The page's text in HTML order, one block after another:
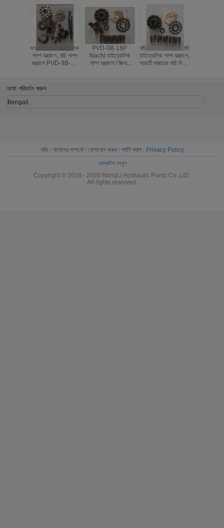
খননকারী নাচি হাইড্রোলিক
পাম্প যন্ত্রাংশ, নাচি পাম্প
যন্ত্রাংশ PVD-3B-60
PVD-0B-18P
Nachi হাইড্রোলিক
পাম্প যন্ত্রাংশ / মিক্সার
নাচি পিভিডি-1 বি -২3 নাচি
হাইড্রোলিক পাম্প যন্ত্রাংশ,
পরবর্তী বাজারের নাচি পিস্টন
ভাষা পরিবর্তন করুন
Bengali
বাড়ি| আমাদের সম্পর্কে| যোগাযোগ করুন| সাইট ম্যাপ|
Privacy Policy
ডেস্কটপ দেখুন
Copyright © 2018 - 2026 HongLi Hydraulic Pump Co.,LtD.
All rights reserved.